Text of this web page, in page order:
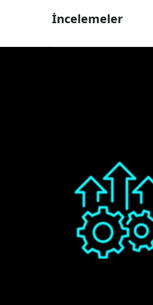
İncelemeler